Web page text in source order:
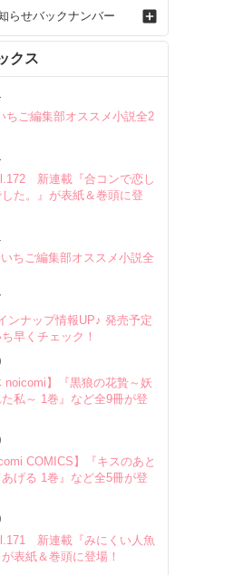
らせバックナンバー
クス
ちご編集部オススメ小説全2
新連載『合コンで恋し
た。』が表紙＆巻頭に登
いちご編集部オススメ小説全
ンナップ情報UP♪ 発売予定
早くチェック！
noicomi】『黒狼の花贄～妖
私～ 1巻』など全9冊が登
COMICS】『キスのあと
あげる 1巻』など全5冊が登
新連載『みにくい人魚
表紙＆巻頭に登場！